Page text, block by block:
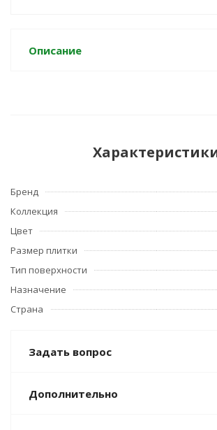
Описание
Бренд
Коллекция
Цвет
Размер плитки
Тип поверхности
Назначение
Страна
Задать вопрос
Дополнительно